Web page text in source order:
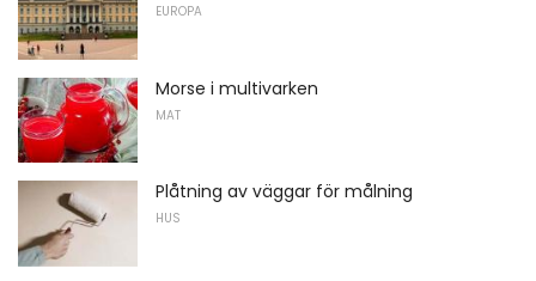
EUROPA
Morse i multivarken
MAT
Plåtning av väggar för målning
HUS